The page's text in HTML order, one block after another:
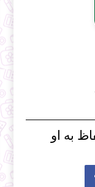
به او